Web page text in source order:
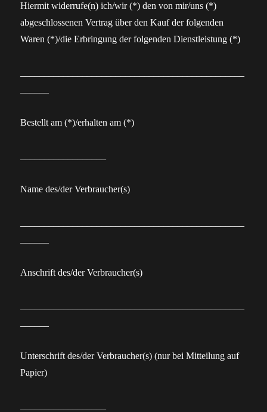
Hiermit widerrufe(n) ich/wir (*) den von mir/uns (*)
abgeschlossenen Vertrag über den Kauf der folgenden
Waren (*)/die Erbringung der folgenden Dienstleistung (*)
Bestellt am (*)/erhalten am (*)
Name des/der Verbraucher(s)
Anschrift des/der Verbraucher(s)
Unterschrift des/der Verbraucher(s) (nur bei Mitteilung auf
Papier)